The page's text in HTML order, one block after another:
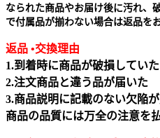
なられた商品やお届け後に汚れ、
で付属品が揃わない場合は返品を
返品 •交換理由
1.到着時に商品が破損していた
2.注文商品と違う品が届いた
3.商品説明に記載のない欠陥
商品の品質には万全の注意を